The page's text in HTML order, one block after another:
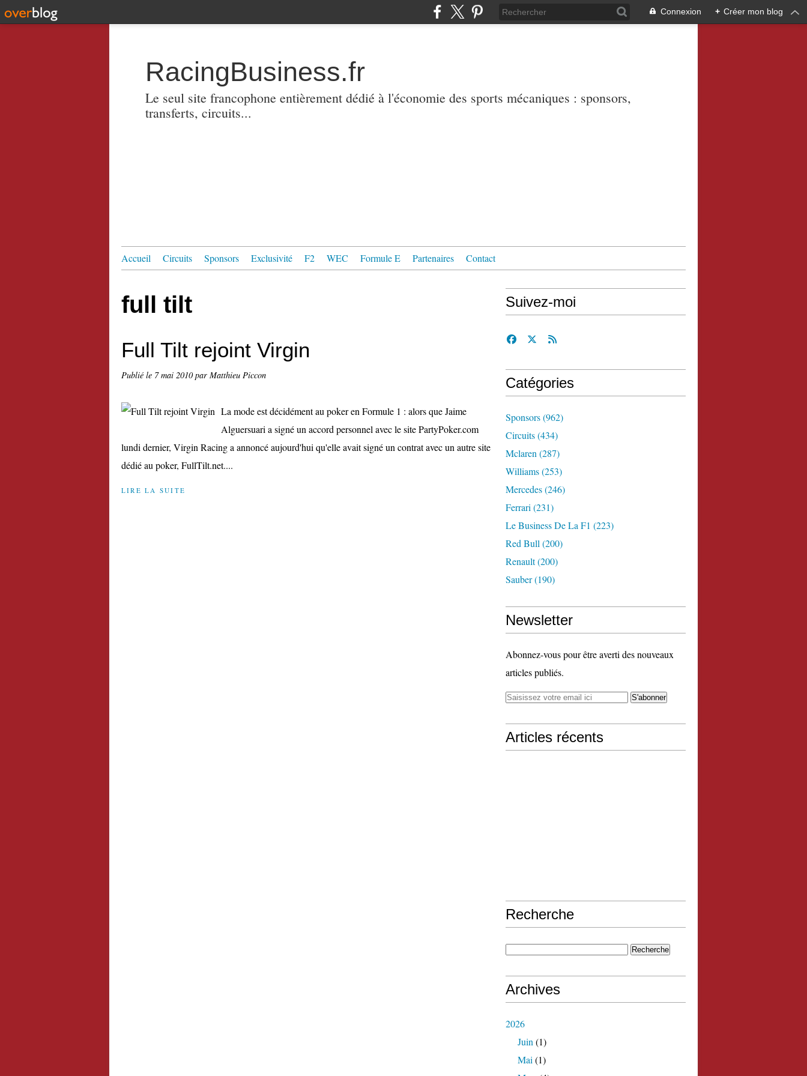
Connexion + Créer mon blog
RacingBusiness.fr
Le seul site francophone entièrement dédié à l'économie des sports mécaniques : sponsors,
transferts, circuits...
Accueil Circuits Sponsors Exclusivité F2 WEC Formule E Partenaires Contact
full tilt
Full Tilt rejoint Virgin
Publié le 7 mai 2010par Matthieu Piccon
La mode est décidément au poker en Formule 1 : alors que Jaime
Alguersuari a signé un accord personnel avec le site PartyPoker.com
lundi dernier, Virgin Racing a annoncé aujourd'hui qu'elle avait signé un contrat avec un autre site
dédié au poker, FullTilt.net....
LIRE LA SUITE
Suivez-moi
Catégories
Sponsors(962)
Circuits(434)
Mclaren (287)
Williams(253)
Mercedes(246)
Ferrari (231)
Le Business De La F1 (223)
Red Bull (200)
Renault(200)
Sauber(190)
Newsletter
Abonnez-vous pour être averti des nouveaux
articles publiés.
Articles récents
Recherche
Archives
2026
Juin (1)
Mai (1)